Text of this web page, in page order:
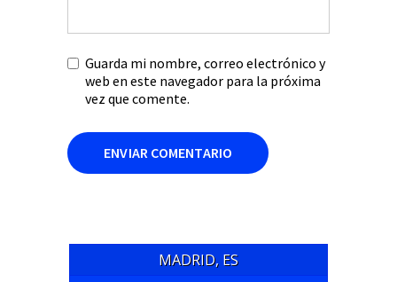
Guarda mi nombre, correo electrónico y
web en este navegador para la próxima
vez que comente.
MADRID, ES